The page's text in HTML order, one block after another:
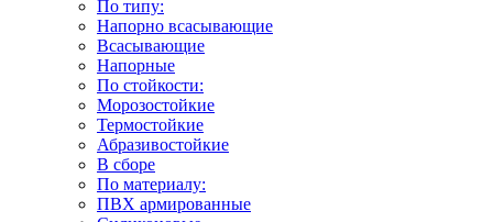
По типу:
Напорно всасывающие
Всасывающие
Напорные
По стойкости:
Морозостойкие
Термостойкие
Абразивостойкие
В сборе
По материалу:
ПВХ армированные